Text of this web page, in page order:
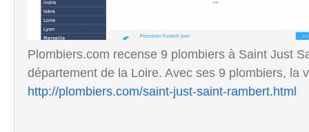
Plombiers.com recense 9 plombiers à Saint Just
département de la Loire. Avec ses 9 plombiers, la
http://plombiers.com/saint-just-saint-rambert.html